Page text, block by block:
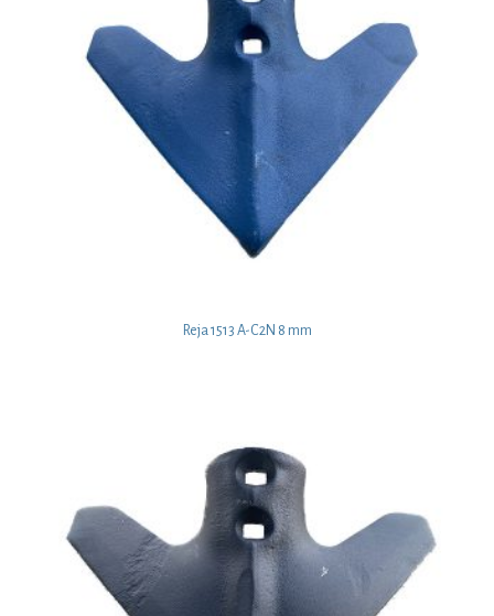
Reja 1513 A-C2N 8 mm